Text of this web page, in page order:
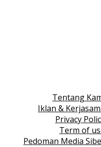
Tentang
Iklan &
Privacy
Term of
Pedoman Media